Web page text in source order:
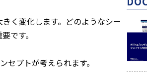
く変化します。どのようなシー
です。
プトが考えられます。